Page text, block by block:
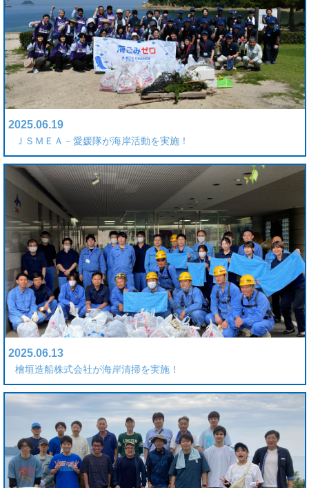
2025.06.19
ＪＳＭＥＡ－愛媛隊が海岸活動を実施！
2025.06.13
檜垣造船株式会社が海岸清掃を実施！